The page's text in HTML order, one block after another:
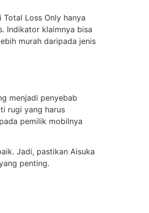
Loss Only hanya
Indikator klaimnya bisa
murah daripada jenis
menjadi penyebab
rugi yang harus
pemilik mobilnya
Jadi, pastikan Aisuka
penting.